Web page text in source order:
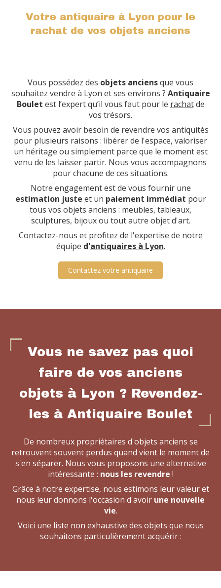
Votre antiquaire à Lyon pour le
rachat de vos objets anciens
Vous possédez des objets anciensque vous
souhaitez vendre à Lyon et ses environs ? Antiquaire
Boulet est l’expert qu’il vous faut pour le rachatde
vos trésors.
Vous pouvez avoir besoin de revendre vos antiquités
pour plusieurs raisons : libérer de l'espace, valoriser
un héritage ou simplement parce que le moment est
venu de les laisser partir. Nous vous accompagnons
pour chacune de ces situations.
Notre engagement est de vous fournir une
estimation juste et un paiement immédiat pour
tous vos objets anciens : meubles, tableaux,
sculptures, bijoux ou tout autre objet d'art.
Contactez-nous et profitez de l'expertise de notre
équipe d'antiquaires à Lyon.
Contactez votre antiquaire
Vous ne savez pas quoi
faire de vos anciens
objets à Lyon ? Revendez-
les à Antiquaire Boulet
De nombreux propriétaires d'objets anciens se
retrouvent souvent perdus quand vient le moment de
s'en séparer. Nous vous proposons une alternative
intéressante : nous les revendre !
Grâce à notre expertise, nous estimons leur valeur et
nous leur donnons l'occasion d'avoir une nouvelle
vie.
Voici une liste non exhaustive des objets que nous
souhaitons particulièrement acquérir :